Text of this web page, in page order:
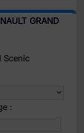
GRAND
Scenic
: